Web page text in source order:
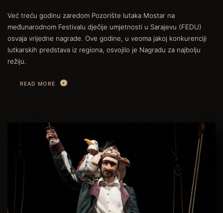
Već treću godinu zaredom Pozorište lutaka Mostar na
međunarodnom Festivalu dječije umjetnosti u Sarajevu (FEDU)
osvaja vrijedne nagrade. Ove godine, u veoma jakoj konkurenciji
lutkarskih predstava iz regiona, osvojilo je Nagradu za najbolju
režiju.
READ MORE